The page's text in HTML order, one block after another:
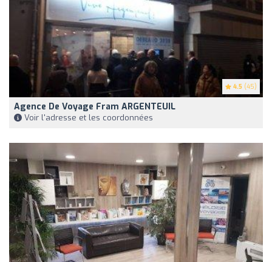
4.5 (45)
Agence De Voyage Fram ARGENTEUIL
Voir l'adresse et les coordonnées